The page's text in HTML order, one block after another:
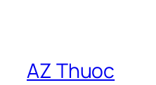
AZ Thuoc